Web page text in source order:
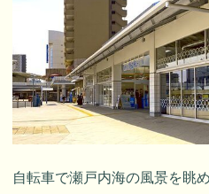
自転車で瀬戸内海の風景を眺